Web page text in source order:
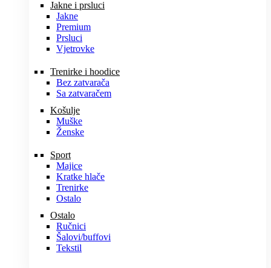
Jakne i prsluci
Jakne
Premium
Prsluci
Vjetrovke
Trenirke i hoodice
Bez zatvarača
Sa zatvaračem
Košulje
Muške
Ženske
Sport
Majice
Kratke hlače
Trenirke
Ostalo
Ostalo
Ručnici
Šalovi/buffovi
Tekstil